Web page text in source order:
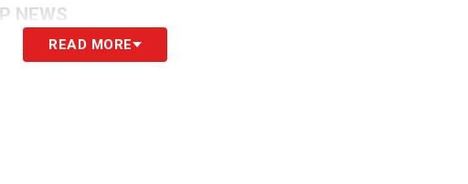
NEWS
READ MORE